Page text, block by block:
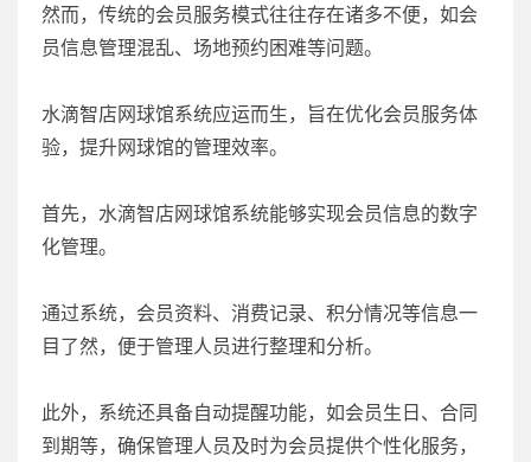
然而，传统的会员服务模式往往存在诸多不便，如会
员信息管理混乱、场地预约困难等问题。
水滴智店网球馆系统应运而生，旨在优化会员服务体
验，提升网球馆的管理效率。
首先，水滴智店网球馆系统能够实现会员信息的数字
化管理。
通过系统，会员资料、消费记录、积分情况等信息一
目了然，便于管理人员进行整理和分析。
此外，系统还具备自动提醒功能，如会员生日、合同
到期等，确保管理人员及时为会员提供个性化服务，